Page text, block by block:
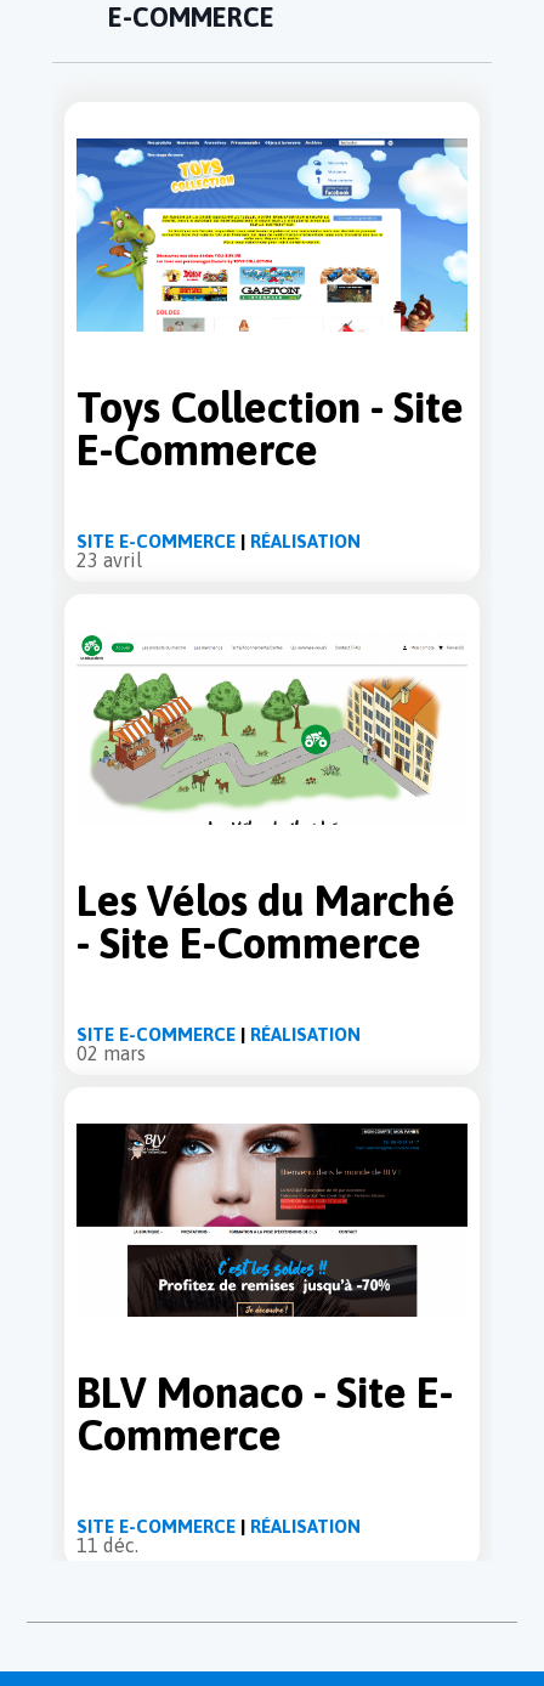
E-COMMERCE
Toys Collection - Site
E-Commerce
SITE E-COMMERCE| RÉALISATION
23 avril
Les Vélos du Marché
- Site E-Commerce
SITE E-COMMERCE| RÉALISATION
02 mars
BLV Monaco - Site E-
Commerce
SITE E-COMMERCE| RÉALISATION
11 déc.